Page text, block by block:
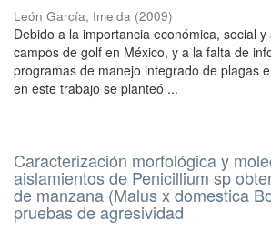
León García, Imelda (2009)
Debido a la importancia económica, social
campos de golf en México, y a la falta de
programas de manejo integrado de plagas
en este trabajo se planteó ...
Caracterización morfológica y
aislamientos de Penicillium sp
de manzana (Malus x domestica
pruebas de agresividad